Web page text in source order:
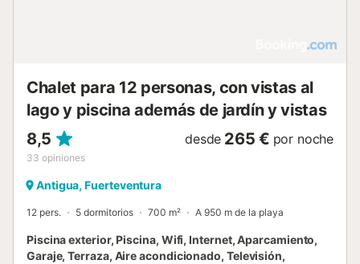
Chalet para 12 personas, con vistas al
lago y piscina además de jardín y vistas
8,5
33 opiniones
desde 265 € por noche
Antigua, Fuerteventura
12 pers. 5 dormitorios 700 m² A 950 m de la playa
Piscina exterior, Piscina, Wifi, Internet, Aparcamiento,
Garaje, Terraza, Aire acondicionado, Televisión,